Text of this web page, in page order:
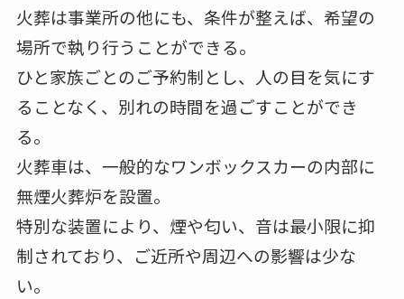
火葬は事業所の他にも、条件が整えば、希望の
場所で執り行うことができる。
ひと家族ごとのご予約制とし、人の目を気にす
ることなく、別れの時間を過ごすことができ
る。
火葬車は、一般的なワンボックスカーの内部に
無煙火葬炉を設置。
特別な装置により、煙や匂い、音は最小限に抑
制されており、ご近所や周辺への影響は少な
い。